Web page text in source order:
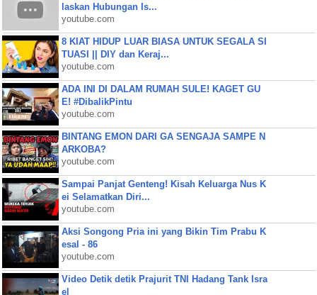
laskan Hubungan Is...
youtube.com
8 KIAT HIDUP LUAR BIASA UNTUK SEGALA SI
TUASI || DIY dan Keraj...
youtube.com
ADA INI DI DALAM RUMAH SULE! KAGET GU
E! #DibalikPintu
youtube.com
BINTANG EMON DARI GA SENGAJA SAMPE N
ARKOBA?
youtube.com
Sampai Panjat Genteng! Kisah Keluarga Nus K
ei Selamatkan Diri...
youtube.com
Aksi Songong Pria ini yang Bikin Tim Prabu K
esal - 86
youtube.com
Video Detik detik Prajurit TNI Hadang Tank Isra
el